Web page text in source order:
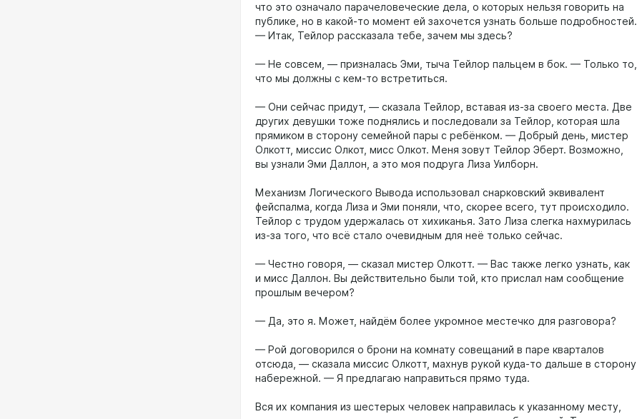
что это означало парачеловеческие дела, о которых нельзя говорить на
публике, но в какой-то момент ей захочется узнать больше подробностей.
— Итак, Тейлор рассказала тебе, зачем мы здесь?
— Не совсем, — призналась Эми, тыча Тейлор пальцем в бок. — Только то,
что мы должны с кем-то встретиться.
— Они сейчас придут, — сказала Тейлор, вставая из-за своего места. Две
других девушки тоже поднялись и последовали за Тейлор, которая шла
прямиком в сторону семейной пары с ребёнком. — Добрый день, мистер
Олкотт, миссис Олкот, мисс Олкот. Меня зовут Тейлор Эберт. Возможно,
вы узнали Эми Даллон, а это моя подруга Лиза Уилборн.
Механизм Логического Вывода использовал снарковский эквивалент
фейспалма, когда Лиза и Эми поняли, что, скорее всего, тут происходило.
Тейлор с трудом удержалась от хихиканья. Зато Лиза слегка нахмурилась
из-за того, что всё стало очевидным для неё только сейчас.
— Честно говоря, — сказал мистер Олкотт. — Вас также легко узнать, как
и мисс Даллон. Вы действительно были той, кто прислал нам сообщение
прошлым вечером?
— Да, это я. Может, найдём более укромное местечко для разговора?
— Рой договорился о брони на комнату совещаний в паре кварталов
отсюда, — сказала миссис Олкотт, махнув рукой куда-то дальше в сторону
набережной. — Я предлагаю направиться прямо туда.
Вся их компания из шестерых человек направилась к указанному месту,